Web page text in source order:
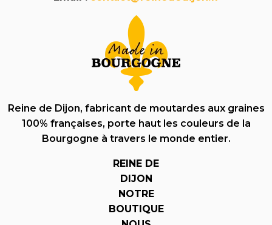
Reine de Dijon, fabricant de moutardes aux graines
100% françaises, porte haut les couleurs de la
Bourgogne à travers le monde entier.
REINE DE
DIJON
NOTRE
BOUTIQUE